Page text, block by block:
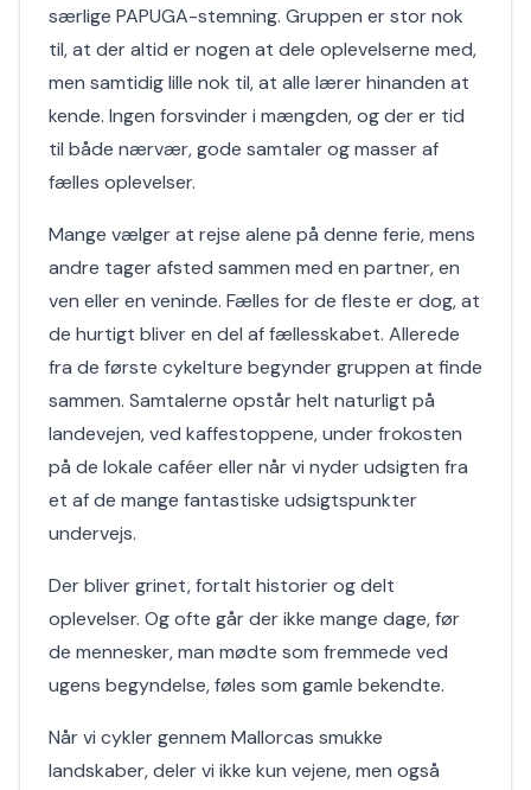
særlige PAPUGA-stemning. Gruppen er stor nok
til, at der altid er nogen at dele oplevelserne med,
men samtidig lille nok til, at alle lærer hinanden at
kende. Ingen forsvinder i mængden, og der er tid
til både nærvær, gode samtaler og masser af
fælles oplevelser.
Mange vælger at rejse alene på denne ferie, mens
andre tager afsted sammen med en partner, en
ven eller en veninde. Fælles for de fleste er dog, at
de hurtigt bliver en del af fællesskabet. Allerede
fra de første cykelture begynder gruppen at finde
sammen. Samtalerne opstår helt naturligt på
landevejen, ved kaffestoppene, under frokosten
på de lokale caféer eller når vi nyder udsigten fra
et af de mange fantastiske udsigtspunkter
undervejs.
Der bliver grinet, fortalt historier og delt
oplevelser. Og ofte går der ikke mange dage, før
de mennesker, man mødte som fremmede ved
ugens begyndelse, føles som gamle bekendte.
Når vi cykler gennem Mallorcas smukke
landskaber, deler vi ikke kun vejene, men også